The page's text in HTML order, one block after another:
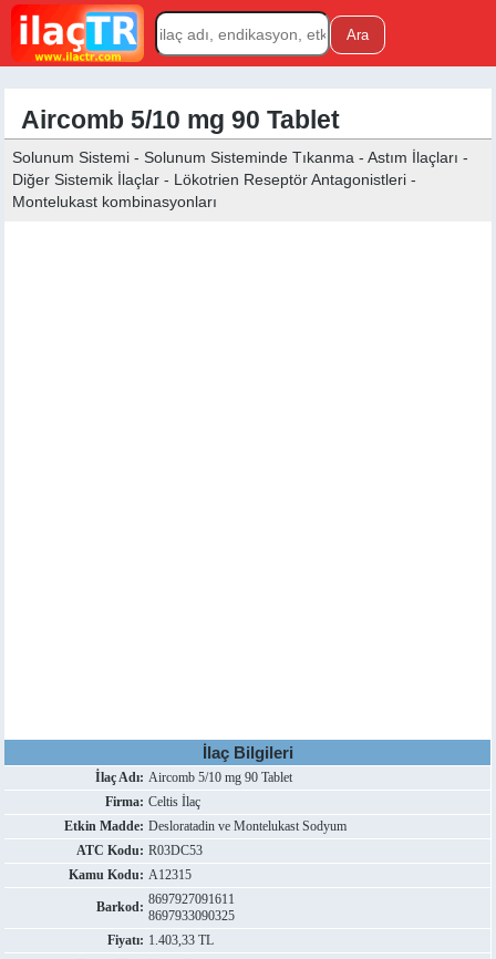
Aircomb 5/10 mg 90 Tablet
Solunum Sistemi - Solunum Sisteminde Tıkanma - Astım İlaçları -
Diğer Sistemik İlaçlar - Lökotrien Reseptör Antagonistleri -
Montelukast kombinasyonları
İlaç Bilgileri
İlaç Adı: Aircomb 5/10 mg 90 Tablet
Firma: Celtis İlaç
Etkin Madde: Desloratadin ve Montelukast Sodyum
ATC Kodu: R03DC53
Kamu Kodu: A12315
Barkod: 8697927091611
8697933090325
Fiyatı: 1.403,33 TL